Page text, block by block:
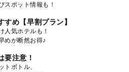
スポット情報も！
すめ【早割プラン】
人気ホテルも！
めが断然お得♪
要注意！
トボトル、